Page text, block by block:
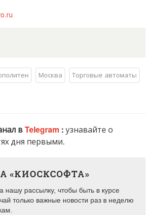
Москва
Торговые автоматы
вTelegram : узнавайте о
дня первыми.
«КИОСКСОФТА»
нашу рассылку, чтобы быть в курсе
только важные новости раз в неделю